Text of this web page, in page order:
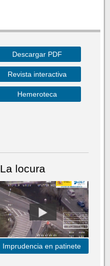
Descargar PDF
Revista interactiva
Hemeroteca
La locura
Imprudencia en patinete